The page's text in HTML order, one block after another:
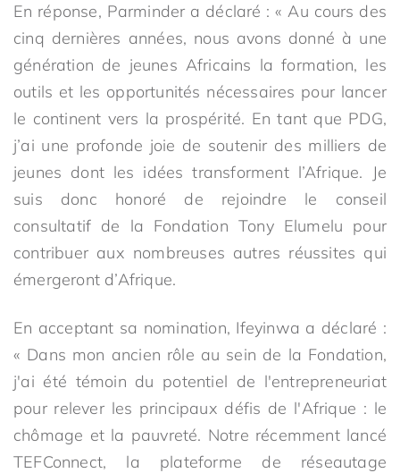
En réponse, Parminder a déclaré : « Au cours des
cinq dernières années, nous avons donné à une
génération de jeunes Africains la formation, les
outils et les opportunités nécessaires pour lancer
le continent vers la prospérité. En tant que PDG,
j’ai une profonde joie de soutenir des milliers de
jeunes dont les idées transforment l’Afrique. Je
suis donc honoré de rejoindre le conseil
consultatif de la Fondation Tony Elumelu pour
contribuer aux nombreuses autres réussites qui
émergeront d’Afrique.
En acceptant sa nomination, Ifeyinwa a déclaré :
« Dans mon ancien rôle au sein de la Fondation,
j'ai été témoin du potentiel de l'entrepreneuriat
pour relever les principaux défis de l'Afrique : le
chômage et la pauvreté. Notre récemment lancé
TEFConnect, la plateforme de réseautage